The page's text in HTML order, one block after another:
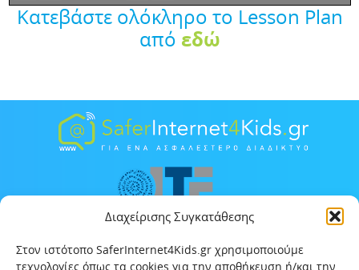
Διαχείρισης Συγκατάθεσης
Στον ιστότοπο SaferInternet4Kids.gr χρησιμοποιούμε
τεχνολογίες όπως τα cookies για την αποθήκευση ή/και την
Κατεβάστε ολόκληρο τo Lesson Plan
από εδώ